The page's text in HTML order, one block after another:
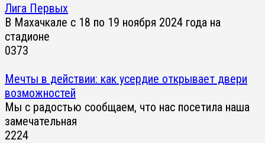
Лига Первых
В Махачкале с 18 по 19 ноября 2024 года на
стадионе
0373
Мечты в действии: как усердие открывает двери
возможностей
Мы с радостью сообщаем, что нас посетила наша
замечательная
2224